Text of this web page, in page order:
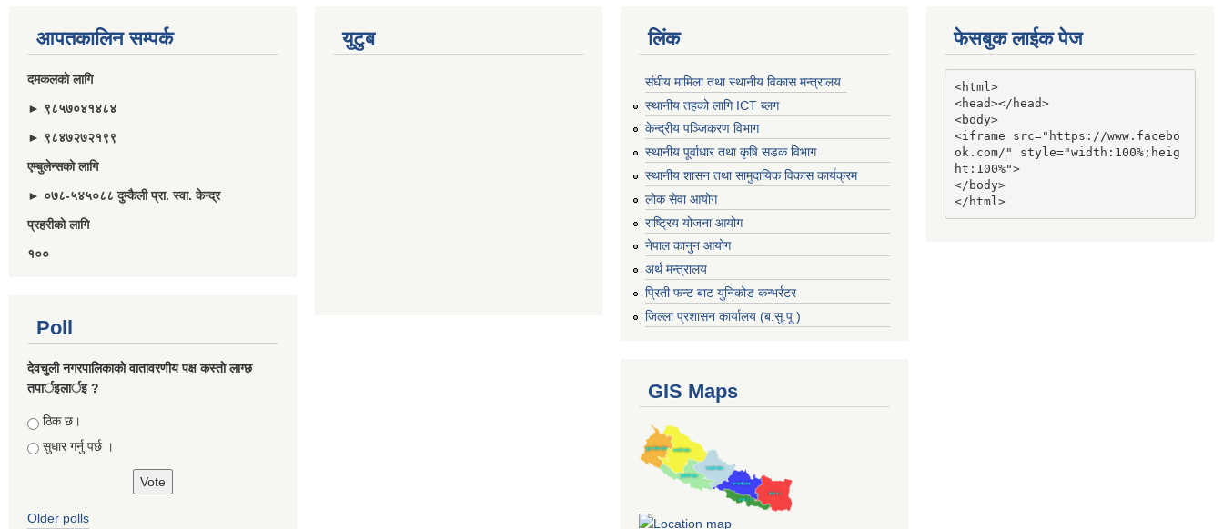
आपतकालिन सम्पर्क
दमकलकाे लागि
► ९८५७०४१४८४
► ९८४७२७२१९९
एम्बुलेन्सकाे लागि
► ०७८-५४५०८८ दुम्कैली प्रा. स्वा. केन्द्र
प्रहरीकाे लागि
१००
Poll
देवचुली नगरपालिकाकाे वातावरणीय पक्ष कस्ताे लाग्छ
तपार्इलार्इ ?
Choices
ठिक छ।
सुधार गर्नु पर्छ ।
Older polls
युटुब लिंक
संघीय मामिला तथा स्थानीय विकास मन्त्रालय
स्थानीय तहको लागि ICT ब्लग
केन्द्रीय पञ्जिकरण विभाग
स्थानीय पूर्वाधार तथा कृषि सडक विभाग
स्थानीय शासन तथा सामुदायिक विकास कार्यक्रम
लोक सेवा आयोग
राष्ट्रिय योजना आयोग
नेपाल कानुन आयोग
अर्थ मन्त्रालय
प्रिती फन्ट बाट युनिकोड कन्भर्रटर
जिल्ला प्रशासन कार्यालय (ब.सु.पू )
GIS Maps
फेसबुक लाईक पेज
<html>
<head></head>
<body>
<iframe src="https://www.facebo
ok.com/" style="width:100%;heig
ht:100%">
</body>
</html>